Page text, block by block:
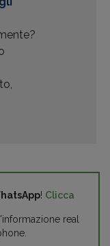
! Clicca
real